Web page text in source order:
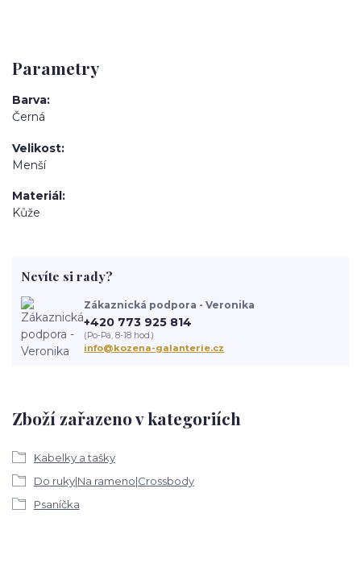
Parametry
Barva
Černá
Velikost
Menší
Materiál
Kůže
Zboží zařazeno v kategoriích
Kabelky a tašky
Do ruky|Na rameno|Crossbody
Psaníčka
Nevíte si rady?
Zákaznická podpora - Veronika
+420 773 925 814
(Po-Pá, 8-18 hod.)
info@kozena-galanterie.cz